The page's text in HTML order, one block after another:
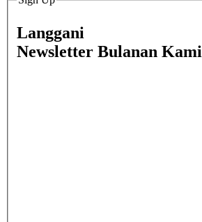
Langgani
Newsletter Bulanan Kami